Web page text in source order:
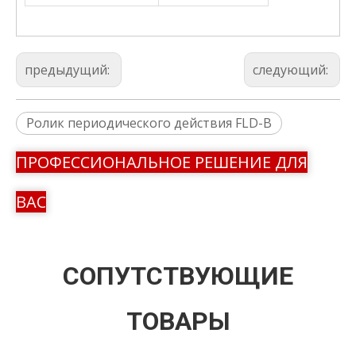
предыдущий: следующий:
Ролик периодического действия FLD-B
ПРОФЕССИОНАЛЬНОЕ РЕШЕНИЕ ДЛЯ
ВАС
СОПУТСТВУЮЩИЕ
ТОВАРЫ